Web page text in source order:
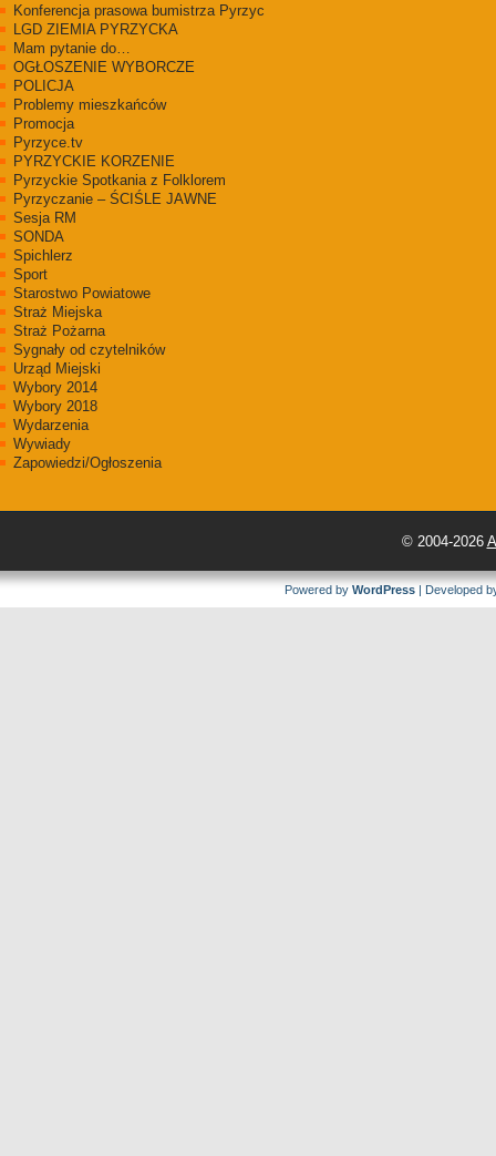
Konferencja prasowa bumistrza Pyrzyc
LGD ZIEMIA PYRZYCKA
Mam pytanie do…
OGŁOSZENIE WYBORCZE
POLICJA
Problemy mieszkańców
Promocja
Pyrzyce.tv
PYRZYCKIE KORZENIE
Pyrzyckie Spotkania z Folklorem
Pyrzyczanie – ŚCIŚLE JAWNE
Sesja RM
SONDA
Spichlerz
Sport
Starostwo Powiatowe
Straż Miejska
Straż Pożarna
Sygnały od czytelników
Urząd Miejski
Wybory 2014
Wybory 2018
Wydarzenia
Wywiady
Zapowiedzi/Ogłoszenia
© 2004-2026
Powered by WordPress | Developed